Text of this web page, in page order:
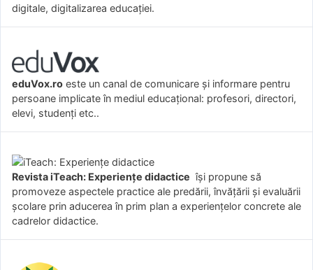
digitale, digitalizarea educației.
eduVox.ro este un canal de comunicare și informare pentru
persoane implicate în mediul educațional: profesori, directori,
elevi, studenți etc..
Revista iTeach: Experienţe didactice îşi propune să
promoveze aspectele practice ale predării, învăţării şi evaluării
şcolare prin aducerea în prim plan a experienţelor concrete ale
cadrelor didactice.